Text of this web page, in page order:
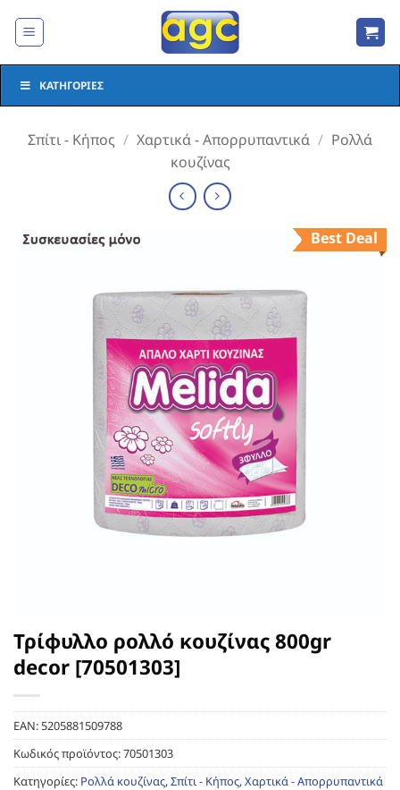
στο
ΚΑΤΗΓΟΡΊΕΣ
Σπίτι - Κήπος / Χαρτικά - Απορρυπαντικά / Ρολλά
κουζίνας
Best Deal
Τρίφυλλο ρολλό κουζίνας 800gr
decor [70501303]
EAN:5205881509788
Κωδικός προϊόντος:70501303
Κατηγορίες: Ρολλά κουζίνας,Σπίτι - Κήπος,Χαρτικά - Απορρυπαντικά